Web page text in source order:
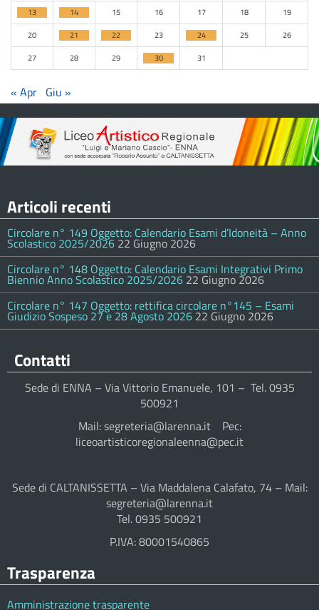
13
14 15 16 17 18
19
20
21 22 23 24 25
26
27
28 29 30 31
« Apr Giu »
Articoli recenti
Circolare n° 149 Oggetto: Calendario Esami d’Idoneità – Anno
Scolastico 2025/2026 22 Giugno 2026
Circolare n° 148 Oggetto: Calendario Esami Integrativi Primo
Biennio Anno Scolastico 2025/2026 22 Giugno 2026
Circolare n° 147 Oggetto: rettifica circolare n°145 – Esami
Giudizio Sospeso 27 e 28 Agosto 2026 22 Giugno 2026
Contatti
Sede di ENNA – Via Vittorio Emanuele, 101 – Tel. 0935
500921
Mail: segreteria@larenna.it Pec:
liceoartisticoregionaleenna@pec.it
Sede di CALTANISSETTA – Via Maddalena Calafato, 74 – Mail:
segreteria@larenna.it
Tel. 0935 500921
P.IVA: 80001540865
Trasparenza
Amministrazione trasparente